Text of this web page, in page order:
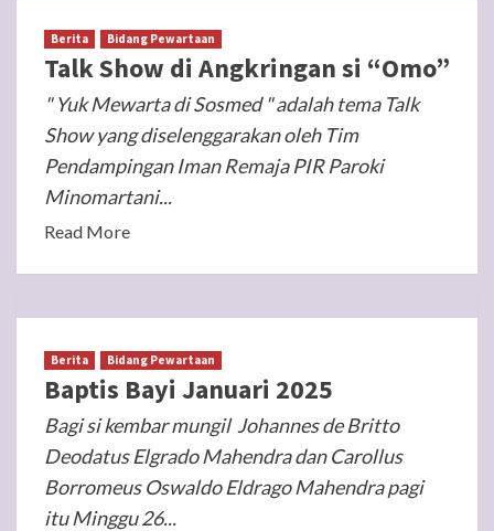
Berita Bidang Pewartaan
Talk Show di Angkringan si “Omo”
" Yuk Mewarta di Sosmed " adalah tema Talk
Show yang diselenggarakan oleh Tim
Pendampingan Iman Remaja PIR Paroki
Minomartani...
Read More
Berita Bidang Pewartaan
Baptis Bayi Januari 2025
Bagi si kembar mungil Johannes de Britto
Deodatus Elgrado Mahendra dan Carollus
Borromeus Oswaldo Eldrago Mahendra pagi
itu Minggu 26...